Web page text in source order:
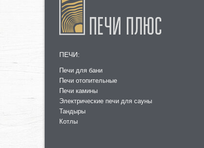
ПЕЧИ:
Печи для бани
Печи отопительные
Печи камины
Электрические печи для сауны
Тандыры
Котлы